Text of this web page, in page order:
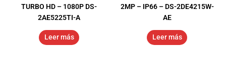
TURBO HD – 1080P DS-
2AE5225TI-A
Leer más
2MP – IP66 – DS-2DE4215W-
AE
Leer más